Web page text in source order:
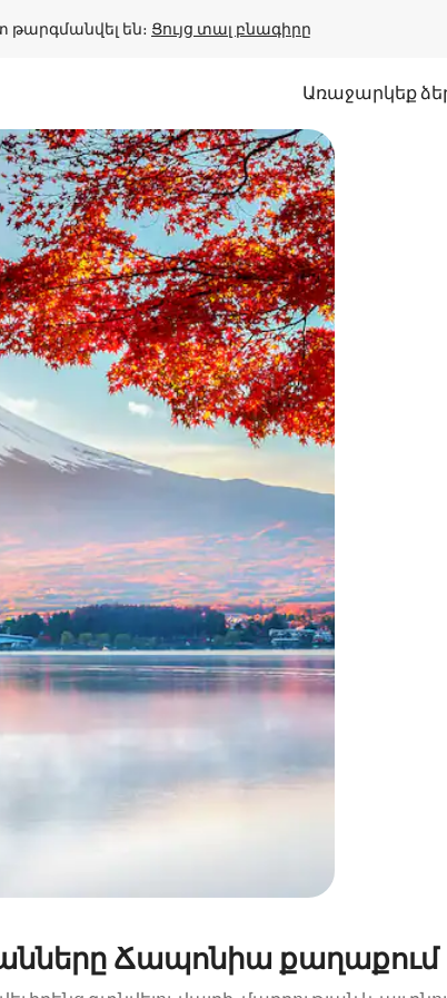
թարգմանվել են։ Ցույց տալ բնագիրը
Առաջարկեք
վար կամ ուսումնասիրեք հպելով կամ մատը
Ճապոնիա քաղաքում